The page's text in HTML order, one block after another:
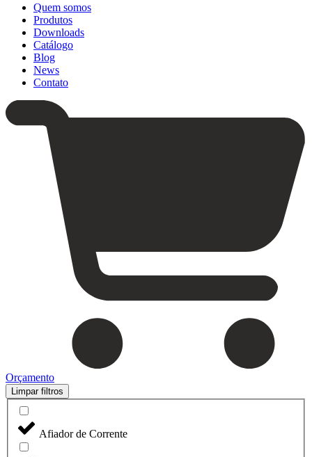
Quem somos
Produtos
Downloads
Catálogo
Blog
News
Contato
Orçamento
Limpar filtros
Afiador de Corrente